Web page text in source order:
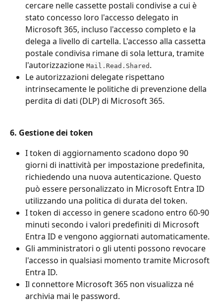
cercare nelle cassette postali condivise a cui è
stato concesso loro l'accesso delegato in
Microsoft 365, incluso l'accesso completo e la
delega a livello di cartella. L'accesso alla cassetta
postale condivisa rimane di sola lettura, tramite
l'autorizzazione Mail.Read.Shared .
Le autorizzazioni delegate rispettano
intrinsecamente le politiche di prevenzione della
perdita di dati (DLP) di Microsoft 365.
6. Gestione dei token
I token di aggiornamento scadono dopo 90
giorni di inattività per impostazione predefinita,
richiedendo una nuova autenticazione. Questo
può essere personalizzato in Microsoft Entra ID
utilizzando una politica di durata del token.
I token di accesso in genere scadono entro 60-90
minuti secondo i valori predefiniti di Microsoft
Entra ID e vengono aggiornati automaticamente.
Gli amministratori o gli utenti possono revocare
l'accesso in qualsiasi momento tramite Microsoft
Entra ID.
Il connettore Microsoft 365 non visualizza né
archivia mai le password.